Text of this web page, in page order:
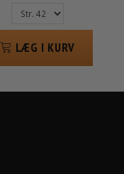
LÆG I KURV